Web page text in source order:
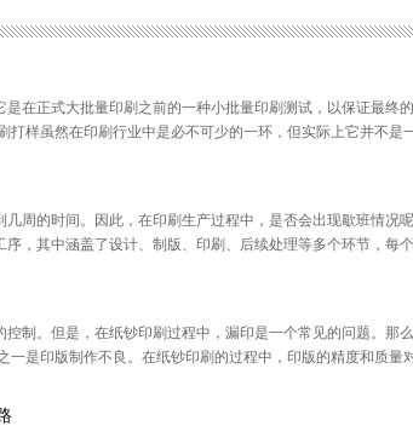
在正式大批量印刷之前的一种小批量印刷测试，以保证最终
样虽然在印刷行业中是必不可少的一环，但实际上它并不是一
周的时间。因此，在印刷生产过程中，是否会出现歇班情况
，其中涵盖了设计、制版、印刷、后续处理等多个环节，每个
制。但是，在纸钞印刷过程中，漏印是一个常见的问题。那
是印版制作不良。在纸钞印刷的过程中，印版的精度和质量对